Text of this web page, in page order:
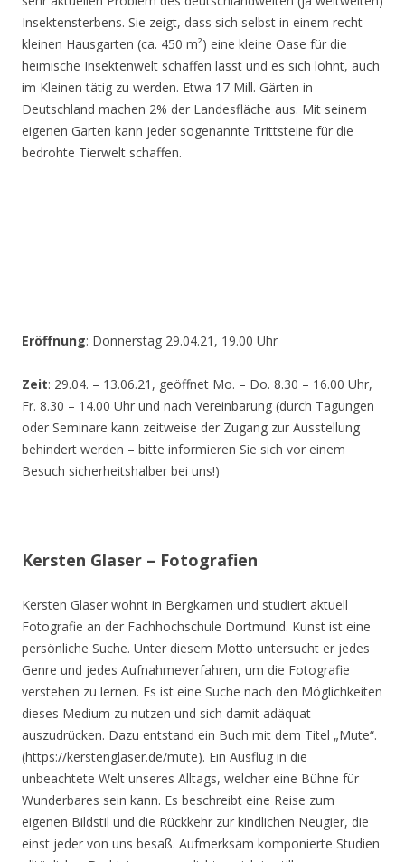
Insektensterbens. Sie zeigt, dass sich selbst in einem recht
kleinen Hausgarten (ca. 450 m²) eine kleine Oase für die
heimische Insektenwelt schaffen lässt und es sich lohnt, auch
im Kleinen tätig zu werden. Etwa 17 Mill. Gärten in
Deutschland machen 2% der Landesfläche aus. Mit seinem
eigenen Garten kann jeder sogenannte Trittsteine für die
bedrohte Tierwelt schaffen.
Eröffnung: Donnerstag 29.04.21, 19.00 Uhr
Zeit: 29.04. – 13.06.21, geöffnet Mo. – Do. 8.30 – 16.00 Uhr,
Fr. 8.30 – 14.00 Uhr und nach Vereinbarung (durch Tagungen
oder Seminare kann zeitweise der Zugang zur Ausstellung
behindert werden – bitte informieren Sie sich vor einem
Besuch sicherheitshalber bei uns!)
Kersten Glaser – Fotografien
Kersten Glaser wohnt in Bergkamen und studiert aktuell
Fotografie an der Fachhochschule Dortmund. Kunst ist eine
persönliche Suche. Unter diesem Motto untersucht er jedes
Genre und jedes Aufnahmeverfahren, um die Fotografie
verstehen zu lernen. Es ist eine Suche nach den Möglichkeiten
dieses Medium zu nutzen und sich damit adäquat
auszudrücken. Dazu entstand ein Buch mit dem Titel „Mute“.
(https://kerstenglaser.de/mute). Ein Ausflug in die
unbeachtete Welt unseres Alltags, welcher eine Bühne für
Wunderbares sein kann. Es beschreibt eine Reise zum
eigenen Bildstil und die Rückkehr zur kindlichen Neugier, die
einst jeder von uns besaß. Aufmerksam komponierte Studien